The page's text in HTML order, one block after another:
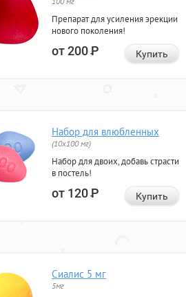
Препарат для усиления эрекции
нового поколения!
от 200Р Купить
Набор для влюбленных
(10х100 мг)
Набор для двоих, добавь страсти
в постель!
от 120Р Купить
Сиалис 5 мг
5мг